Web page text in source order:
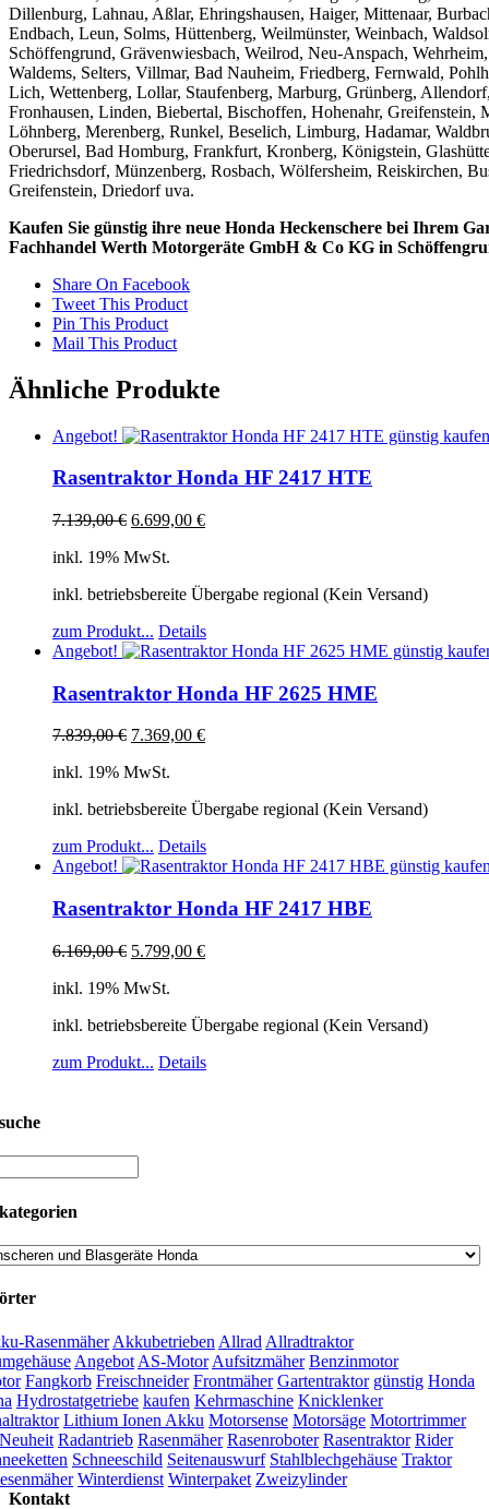
Dillenburg, Lahnau, Aßlar, Ehringshausen, Haiger, Mittenaar,
Endbach, Leun, Solms, Hüttenberg, Weilmünster, Weinbach,
Schöffengrund, Grävenwiesbach, Weilrod, Neu-Anspach,
Waldems, Selters, Villmar, Bad Nauheim, Friedberg, Fernwald,
Lich, Wettenberg, Lollar, Staufenberg, Marburg, Grünberg,
Fronhausen, Linden, Biebertal, Bischoffen, Hohenahr, Greifenstein,
Löhnberg, Merenberg, Runkel, Beselich, Limburg, Hadamar,
Oberursel, Bad Homburg, Frankfurt, Kronberg, Königstein,
Friedrichsdorf, Münzenberg, Rosbach, Wölfersheim, Reiskirchen,
Greifenstein, Driedorf uva.
Kaufen Sie günstig ihre neue Honda Heckenschere bei Ihrem
Fachhandel Werth Motorgeräte GmbH & Co KG in
Share On Facebook
Tweet This Product
Pin This Product
Mail This Product
Ähnliche Produkte
Angebot!
Rasentraktor Honda HF 2417 HTE
7.139,00€ 6.699,00 €
inkl. 19% MwSt.
inkl. betriebsbereite Übergabe regional (Kein Versand)
zum Produkt... Details
Angebot!
Rasentraktor Honda HF 2625 HME
7.839,00€ 7.369,00 €
inkl. 19% MwSt.
inkl. betriebsbereite Übergabe regional (Kein Versand)
zum Produkt... Details
Angebot!
Rasentraktor Honda HF 2417 HBE
6.169,00€ 5.799,00 €
inkl. 19% MwSt.
inkl. betriebsbereite Übergabe regional (Kein Versand)
zum Produkt... Details
Rasenmäher Akkubetrieben Allrad Allradtraktor
Angebot AS-Motor Aufsitzmäher Benzinmotor
Fangkorb Freischneider Frontmäher Gartentraktor günstig Honda
Hydrostatgetriebe kaufen Kehrmaschine Knicklenker
Lithium Ionen Akku Motorsense Motorsäge Motortrimmer
Neuheit Radantrieb Rasenmäher Rasenroboter Rasentraktor Rider
Schneeschild Seitenauswurf Stahlblechgehäuse Traktor
Winterdienst Winterpaket Zweizylinder
Kontakt